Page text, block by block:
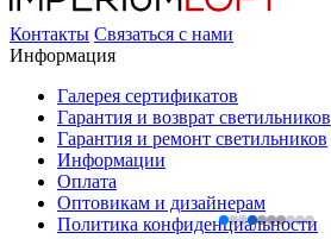
Контакты Связаться с нами
Информация
Галерея сертификатов
Гарантия и возврат светильников
Гарантия и ремонт светильников
Информации
Оплата
Оптовикам и дизайнерам
Политика конфиденциальности